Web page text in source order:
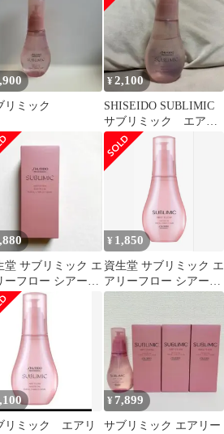
ント ヘアオイル 洗
さない アウトバス
リミック
¥2,100
SHISEIDO SUBLIMIC
サブリミック エアリ
ーフロー シアーオイル
堂 サブリミック エ
ーフロー シアーオ
(T)
¥ 1,850
資生堂 サブリミック エ
アリーフロー シアーオ
イル 100mL
リミック エアリ
¥ 7,899
サブリミック エアリー